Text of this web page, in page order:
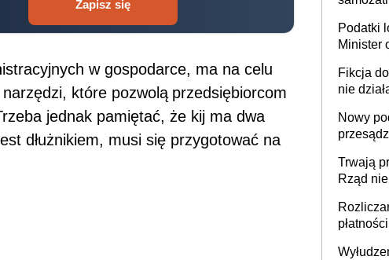
Zapisz się
w gospodarce, ma na celu
które pozwolą przedsiębiorcom
jednak pamiętać, że kij ma dwa
dłużnikiem, musi się przygotować na
umowy
Podatki
Minister
Fikcja
nie
Nowy
Trwają
Rząd